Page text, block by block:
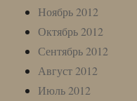
Ноябрь 2012
Октябрь 2012
Сентябрь 2012
Август 2012
Июль 2012